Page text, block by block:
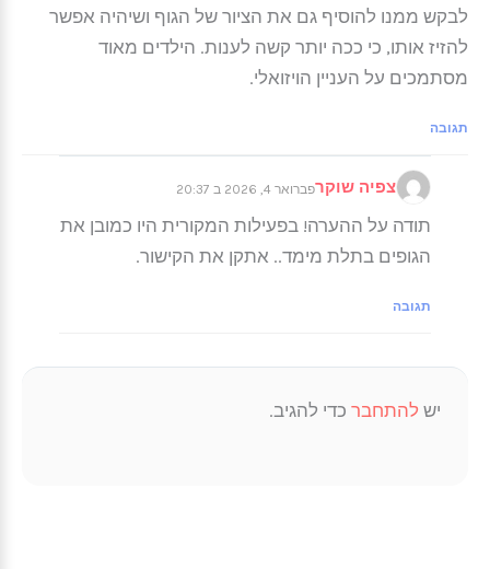
לבקש ממנו להוסיף גם את הציור של הגוף ושיהיה אפשר
להזיז אותו, כי ככה יותר קשה לענות. הילדים מאוד
מסתמכים על העניין הויזואלי.
תגובה
צפיה שוקרפברואר 4, 2026 ב 20:37
תודה על ההערה! בפעילות המקורית היו כמובן את
הגופים בתלת מימד.. אתקן את הקישור.
תגובה
יש להתחבר כדי להגיב.